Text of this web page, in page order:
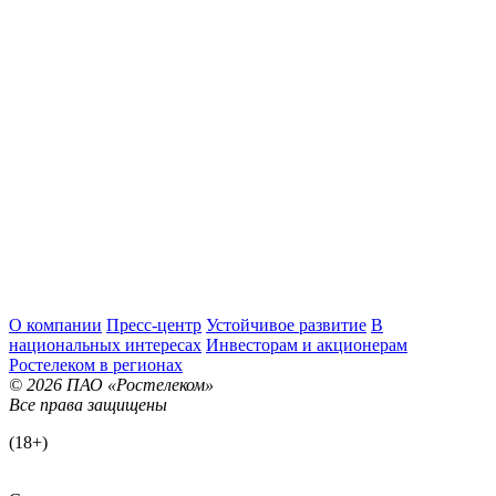
О компании Пресс-центр Устойчивое развитие В
национальных интересах Инвесторам и акционерам
Ростелеком в регионах
© 2026 ПАО «Ростелеком»
Все права защищены
(18+)